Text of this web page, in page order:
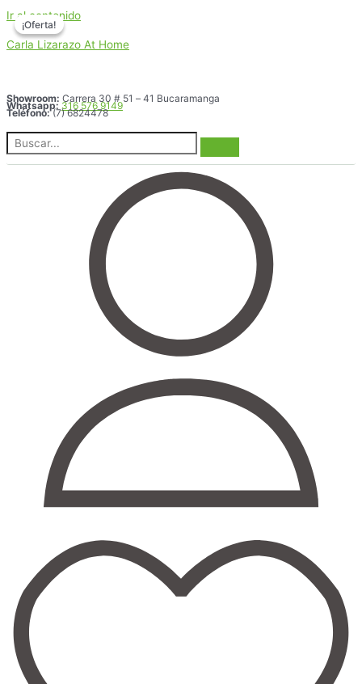
Ir al contenido
Carla Lizarazo At Home
Showroom: Carrera 30 # 51 – 41 Bucaramanga
Whatsapp: 316 576 9149
Teléfono: (7) 6824478
¡Oferta!
¡Oferta!